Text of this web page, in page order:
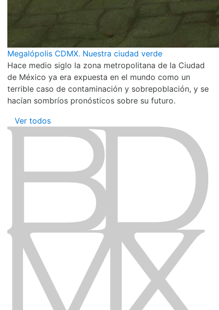
Megalópolis CDMX. Nuestra ciudad verde
Hace medio siglo la zona metropolitana de la Ciudad
de México ya era expuesta en el mundo como un
terrible caso de contaminación y sobrepoblación, y se
hacían sombríos pronósticos sobre su futuro.
Ver todos